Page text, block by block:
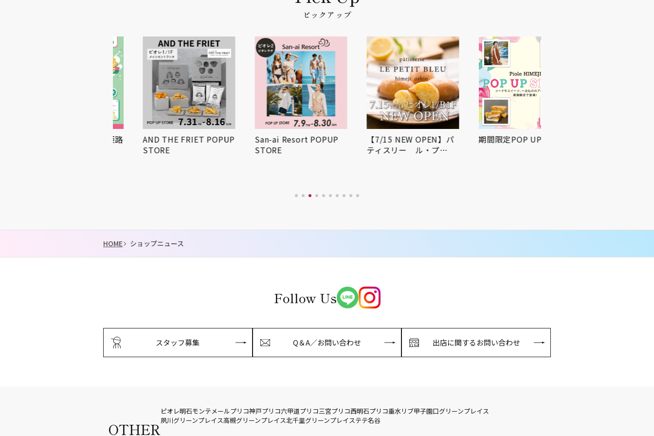
ピックアップ
AND THE FRIET POPUP
San-ai Resort POPUP
【7/15 NEW OPEN】パ
ティスリー ル・プ…
期間限定POP UP SHOP
HOME ショップニュース
Follow Us
スタッフ募集 Q＆A／お問い合わせ 出店に関するお問い合わせ
OTHER
ピオレ明石モンテメールプリコ神戸プリコ六甲道プリコ三宮プリコ西明石プリコ垂水リブ甲子園口グリーンプレイス
夙川グリーンプレイス高槻グリーンプレイス北千里グリーンプレイステテ名谷